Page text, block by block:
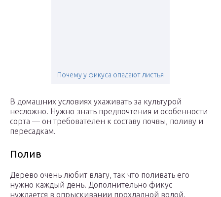
Почему у фикуса опадают листья
В домашних условиях ухаживать за культурой
несложно. Нужно знать предпочтения и особенности
сорта — он требователен к составу почвы, поливу и
пересадкам.
Полив
Дерево очень любит влагу, так что поливать его
нужно каждый день. Дополнительно фикус
нуждается в опрыскивании прохладной водой.